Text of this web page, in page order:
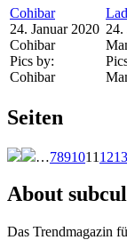
Cohibar
24. Januar 2020
Cohibar
Pics by:
Cohibar
24.
Seiten
…7891011 1213
About
Das Trendmagazin